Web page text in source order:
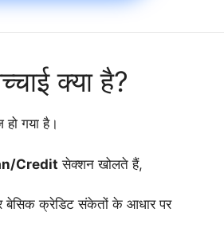
क्या है?
गया है।
Credit सेक्शन खोलते हैं,
बेसिक क्रेडिट संकेतों के आधार पर